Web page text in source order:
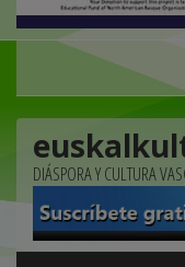
DIÁSPORA Y CULTURA